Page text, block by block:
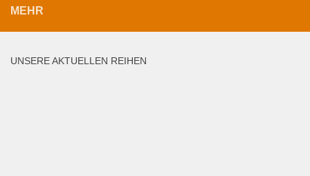
MEHR
UNSERE AKTUELLEN REIHEN